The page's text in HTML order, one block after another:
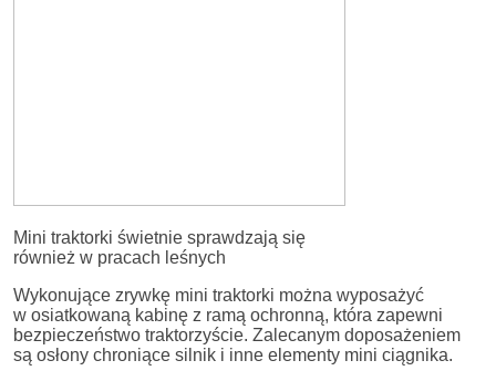
Mini traktorki świetnie sprawdzają się
również w pracach leśnych
Wykonujące zrywkę mini traktorki można wyposażyć
w osiatkowaną kabinę z ramą ochronną, która zapewni
bezpieczeństwo traktorzyście. Zalecanym doposażeniem
są osłony chroniące silnik i inne elementy mini ciągnika.